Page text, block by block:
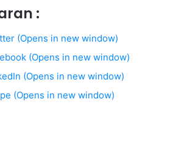
:
(Opens in new window)
(Opens in new window)
(Opens in new window)
(Opens in new window)